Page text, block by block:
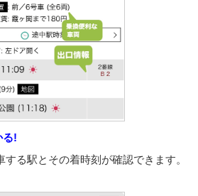
る!
る駅とその着時刻が確認できます。